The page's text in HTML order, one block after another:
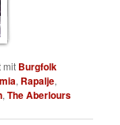
mit Burgfolk
, Rapalje,
,The Aberlours